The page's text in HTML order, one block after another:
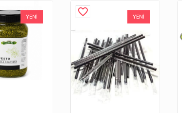
YENİ favorite_border YENİ